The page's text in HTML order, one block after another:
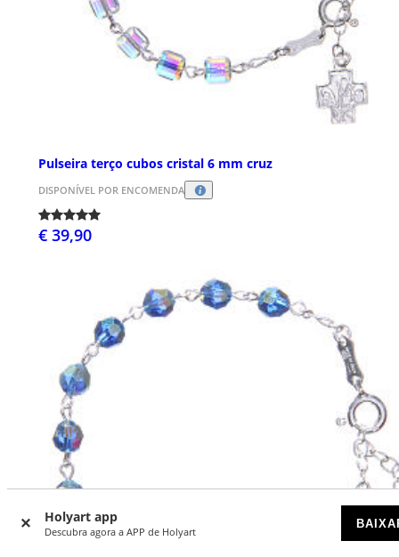
Holyart app
Descubra agora a APP de Holyart
Pulseira terço cubos cristal 6 mm cruz
DISPONÍVEL POR ENCOMENDA
€ 39,90